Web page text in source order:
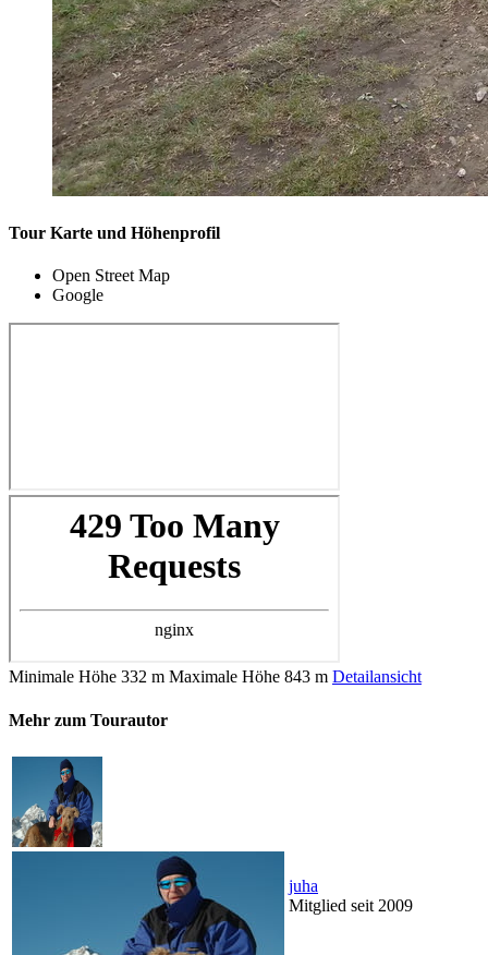
Tour Karte und Höhenprofil
Open Street Map
Google
Minimale Höhe 332 m Maximale Höhe 843 m Detailansicht
Mehr zum Tourautor
juha
Mitglied seit 2009